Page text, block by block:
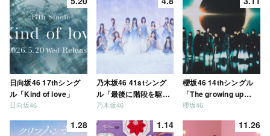
日向坂46 17thシング
ル「Kind of love」
日向坂46
乃木坂46 41stシング
ル「最後に階段を駆け
上がったのはいつ
乃木坂46
櫻坂46 14thシングル
「The growing up
train」
櫻坂46
1.28 1.14 11.26